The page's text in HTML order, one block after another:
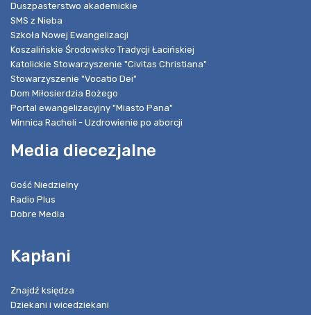
Duszpasterstwo akademickie
SMS z Nieba
Szkoła Nowej Ewangelizacji
Koszalińskie Środowisko Tradycji Łacińskiej
Katolickie Stowarzyszenie "Civitas Christiana"
Stowarzyszenie "Vocatio Dei"
Dom Miłosierdzia Bożego
Portal ewangelizacyjny "Miasto Pana"
Winnica Racheli - Uzdrowienie po aborcji
Media diecezjalne
Gość Niedzielny
Radio Plus
Dobre Media
Kapłani
Znajdź księdza
Dziekani i wicedziekani